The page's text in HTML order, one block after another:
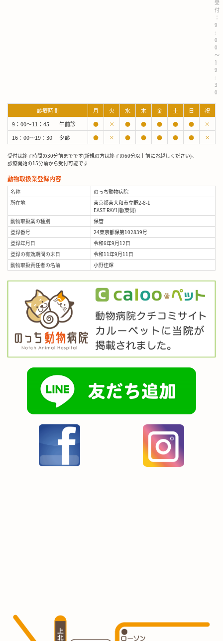
受
付
：
9
:
0
0
～
1
9
:
3
0
診療時間 月 火 水 木 金 土 日
祝
9：00～11：45
午前診 ● × ● ● ● ● ●
×
16：00～19：30
夕診 ● × ● ● ● ● ● ×
受付は終了時間の30分前までです(新規の方は終了の60分以上前にお越しください)。
診療開始の15分前から受付可能です
動物取扱業登録内容
名称
のっち動物病院
所在地
東京都東大和市立野2-8-1
EAST RAY1階(東側)
動物取扱業の種別
保管
登録番号
24東京都保第102839号
登録年月日
令和6年9月12日
登録の有効期間の末日
令和11年9月11日
動物取扱責任者の名前
小野佳輝